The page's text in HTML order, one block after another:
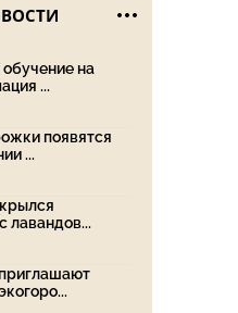
на
...
появятся
...
лавандов...